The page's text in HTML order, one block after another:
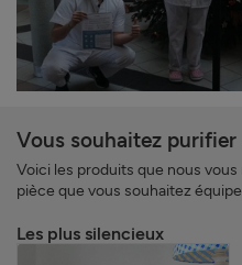
Vous souhaitez purifier
Voici les produits que nous
pièce que vous souhaitez
Les plus silencieux